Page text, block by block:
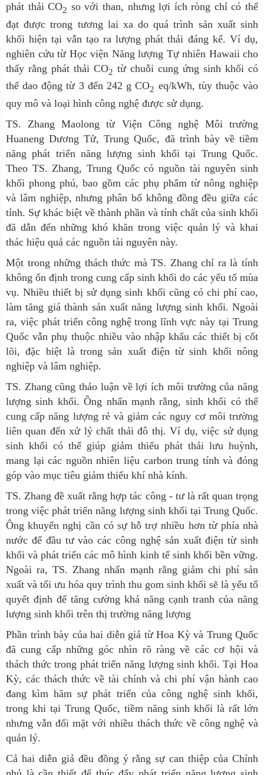
phát thải CO2 so với than, nhưng lợi ích ròng chỉ có thể
đạt được trong tương lai xa do quá trình sản xuất sinh
khối hiện tại vẫn tạo ra lượng phát thải đáng kể. Ví dụ,
nghiên cứu từ Học viện Năng lượng Tự nhiên Hawaii cho
thấy rằng phát thải CO2 từ chuỗi cung ứng sinh khối có
thể dao động từ 3 đến 242 g CO2 eq/kWh, tùy thuộc vào
quy mô và loại hình công nghệ được sử dụng.
TS. Zhang Maolong từ Viện Công nghệ Môi trường
Huaneng Dương Tử, Trung Quốc, đã trình bày về tiềm
năng phát triển năng lượng sinh khối tại Trung Quốc.
Theo TS. Zhang, Trung Quốc có nguồn tài nguyên sinh
khối phong phú, bao gồm các phụ phẩm từ nông nghiệp
và lâm nghiệp, nhưng phân bố không đồng đều giữa các
tỉnh. Sự khác biệt về thành phần và tính chất của sinh khối
đã dẫn đến những khó khăn trong việc quản lý và khai
thác hiệu quả các nguồn tài nguyên này.
Một trong những thách thức mà TS. Zhang chỉ ra là tính
không ổn định trong cung cấp sinh khối do các yếu tố mùa
vụ. Nhiều thiết bị sử dụng sinh khối cũng có chi phí cao,
làm tăng giá thành sản xuất năng lượng sinh khối. Ngoài
ra, việc phát triển công nghệ trong lĩnh vực này tại Trung
Quốc vẫn phụ thuộc nhiều vào nhập khẩu các thiết bị cốt
lõi, đặc biệt là trong sản xuất điện từ sinh khối nông
nghiệp và lâm nghiệp.
TS. Zhang cũng thảo luận về lợi ích môi trường của năng
lượng sinh khối. Ông nhấn mạnh rằng, sinh khối có thể
cung cấp năng lượng rẻ và giảm các nguy cơ môi trường
liên quan đến xử lý chất thải đô thị. Ví dụ, việc sử dụng
sinh khối có thể giúp giảm thiểu phát thải lưu huỳnh,
mang lại các nguồn nhiên liệu carbon trung tính và đóng
góp vào mục tiêu giảm thiểu khí nhà kính.
TS. Zhang đề xuất rằng hợp tác công - tư là rất quan trọng
trong việc phát triển năng lượng sinh khối tại Trung Quốc.
Ông khuyến nghị cần có sự hỗ trợ nhiều hơn từ phía nhà
nước để đầu tư vào các công nghệ sản xuất điện từ sinh
khối và phát triển các mô hình kinh tế sinh khối bền vững.
Ngoài ra, TS. Zhang nhấn mạnh rằng giảm chi phí sản
xuất và tối ưu hóa quy trình thu gom sinh khối sẽ là yếu tố
quyết định để tăng cường khả năng cạnh tranh của năng
lượng sinh khối trên thị trường năng lượng
Phần trình bày của hai diễn giả từ Hoa Kỳ và Trung Quốc
đã cung cấp những góc nhìn rõ ràng về các cơ hội và
thách thức trong phát triển năng lượng sinh khối. Tại Hoa
Kỳ, các thách thức về tài chính và chi phí vận hành cao
đang kìm hãm sự phát triển của công nghệ sinh khối,
trong khi tại Trung Quốc, tiềm năng sinh khối là rất lớn
nhưng vẫn đối mặt với nhiều thách thức về công nghệ và
quản lý.
Cả hai diễn giả đều đồng ý rằng sự can thiệp của Chính